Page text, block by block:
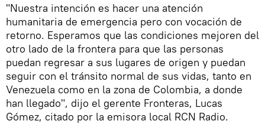
"Nuestra intención es hacer una atención
humanitaria de emergencia pero con vocación de
retorno. Esperamos que las condiciones mejoren del
otro lado de la frontera para que las personas
puedan regresar a sus lugares de origen y puedan
seguir con el tránsito normal de sus vidas, tanto en
Venezuela como en la zona de Colombia, a donde
han llegado", dijo el gerente Fronteras, Lucas
Gómez, citado por la emisora local RCN Radio.